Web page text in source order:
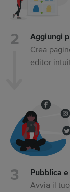
Aggiungi
Crea
editor
Pubblica
Avvia il